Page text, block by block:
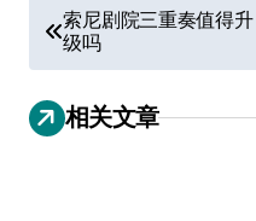
章
导
航
索尼剧院三重奏值得升
级吗
相关文章